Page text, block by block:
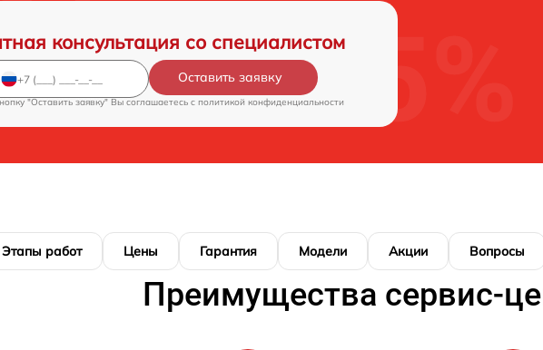
консультация со специалистом
Оставить заявку
"Оставить заявку" Вы соглашаетесь c политикой конфиденциальности
Этапы работ Цены Гарантия Модели Акции Вопросы
Преимущества сервис-